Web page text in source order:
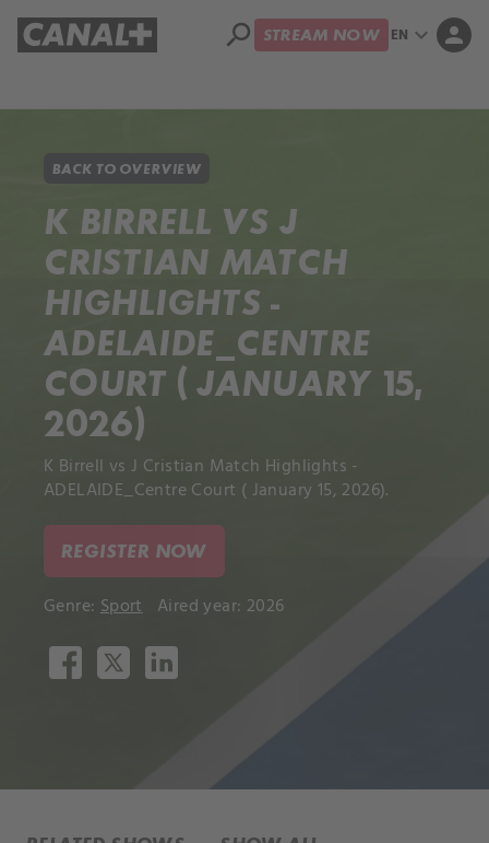
search STREAM NOW EN expand_more person
BACK TO OVERVIEW
K BIRRELL VS J
CRISTIAN MATCH
HIGHLIGHTS -
ADELAIDE_CENTRE
COURT ( JANUARY 15,
2026)
K Birrell vs J Cristian Match Highlights -
ADELAIDE_Centre Court ( January 15, 2026).
REGISTER NOW
Genre: Sport Aired year: 2026